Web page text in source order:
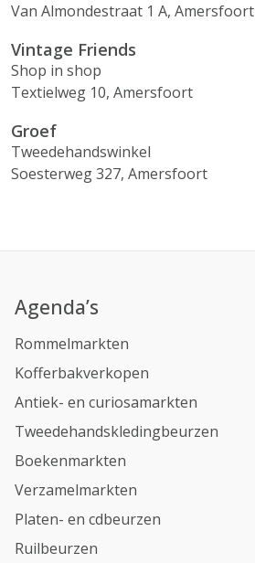
Van Almondestraat 1 A, Amersfoort
Vintage Friends
Shop in shop
Textielweg 10, Amersfoort
Groef
Tweedehandswinkel
Soesterweg 327, Amersfoort
Agenda’s
Rommelmarkten
Kofferbakverkopen
Antiek- en curiosamarkten
Tweedehandskledingbeurzen
Boekenmarkten
Verzamelmarkten
Platen- en cdbeurzen
Ruilbeurzen